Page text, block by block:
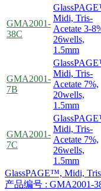
GMA2001-
38C
Midi, Tris-
Acetate 3-
26wells,
1.5mm
GMA2001-
7B
Midi, Tris-
Acetate 7%,
20wells,
1.5mm
GMA2001-
7C
Midi, Tris-
Acetate 7%,
26wells,
1.5mm
GlassPAGE™, Midi,
产品编号 : GMA2001-